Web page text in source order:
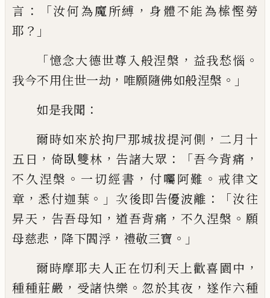
言 ：「汝何為魔所縛 ， 身體不能為㮦慳勞
耶 ？」
「憶念大德世尊入般涅槃 ， 益我愁惱 。
我今不用住世一劫 ， 唯願隨佛如般涅槃 。」
如是我聞 ：
爾時如來於拘尸那城拔提河側 ， 二月十
五日 ， 倚臥雙林 ， 告諸大眾 ：「吾今背痛 ，
不久涅槃 。 一切經書 ， 付囑阿難 。 戒律文
章 ， 悉付迦葉 。」 次後即告優波離 ：「汝往
昇天 ， 告吾母知 ， 道吾背痛 ， 不久涅槃 。 願
母慈悲 ， 降下閻浮 ， 禮敬三寶 。」
爾時摩耶夫人正在忉利天上歡喜園中 ，
種種莊嚴 ， 受諸快樂 。 忽於其夜 ， 遂作六種